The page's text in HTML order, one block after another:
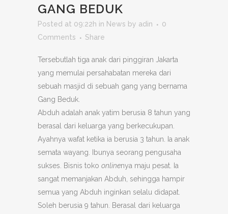
GANG BEDUK
Posted at 09:22h in News by adin
0
Comments
Share
Tersebutlah tiga anak dari pinggiran Jakarta
yang memulai persahabatan mereka dari
sebuah masjid di sebuah gang yang bernama
Gang Beduk.
Abduh adalah anak yatim berusia 8 tahun yang
berasal dari keluarga yang berkecukupan.
Ayahnya wafat ketika ia berusia 3 tahun. Ia anak
semata wayang. Ibunya seorang pengusaha
sukses. Bisnis toko onlinenya maju pesat. Ia
sangat memanjakan Abduh, sehingga hampir
semua yang Abduh inginkan selalu didapat.
Soleh berusia 9 tahun. Berasal dari keluarga